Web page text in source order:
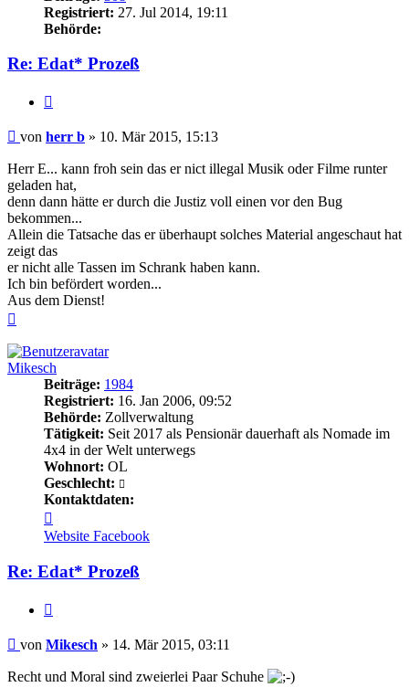
Registriert: 27. Jul 2014, 19:11
Behörde:
Re: Edat* Prozeß
Beitrag
von herr b » 10. Mär 2015, 15:13
Herr E... kann froh sein das er nict illegal Musik oder Filme runter
geladen hat,
denn dann hätte er durch die Justiz voll einen vor den Bug
bekommen...
Allein die Tatsache das er überhaupt solches Material angeschaut hat
zeigt das
er nicht alle Tassen im Schrank haben kann.
Ich bin befördert worden...
Aus dem Dienst!
Mikesch
Beiträge: 1984
Registriert: 16. Jan 2006, 09:52
Behörde: Zollverwaltung
Tätigkeit: Seit 2017 als Pensionär dauerhaft als Nomade im
4x4 in der Welt unterwegs
Wohnort: OL
Geschlecht:
Kontaktdaten:
von
Mikesch
Website Facebook
Re: Edat* Prozeß
Beitrag
von Mikesch » 14. Mär 2015, 03:11
Recht und Moral sind zweierlei Paar Schuhe